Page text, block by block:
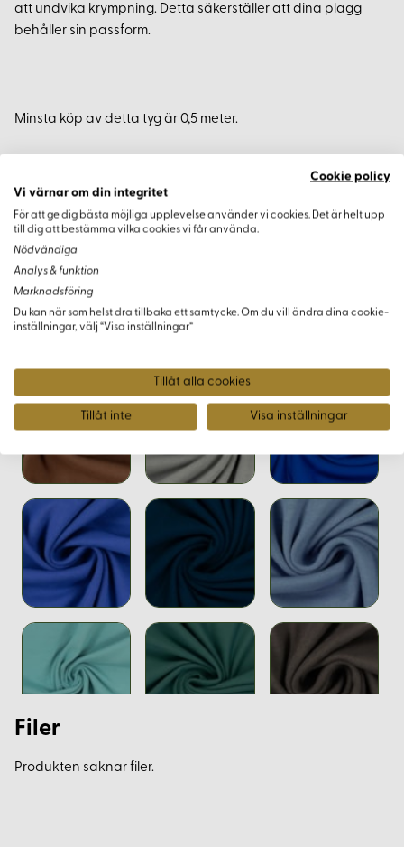
att undvika krympning. Detta säkerställer att dina plagg
behåller sin passform.
Minsta köp av detta tyg är 0,5 meter.
Varianter
Filer
Produkten saknar filer.
Cookie policy
Vi värnar om din integritet
För att ge dig bästa möjliga upplevelse använder vi cookies. Det är helt upp
till dig att bestämma vilka cookies vi får använda.
Nödvändiga
Analys & funktion
Marknadsföring
Du kan när som helst dra tillbaka ett samtycke. Om du vill ändra dina cookie-
inställningar, välj “Visa inställningar”
Tillåt alla cookies
Tillåt inte Visa inställningar